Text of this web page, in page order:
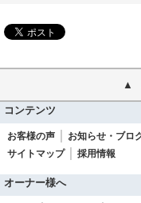
コンテンツ
お客様の声 お知らせ・ブロ
サイトマップ
採用情報
オーナー様へ